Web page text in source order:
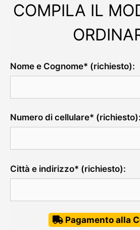
COMPILA IL
Nome e Cognome* (richiesto):
Numero di cellulare* (richiesto):
Città e indirizzo* (richiesto):
Pagamento alla